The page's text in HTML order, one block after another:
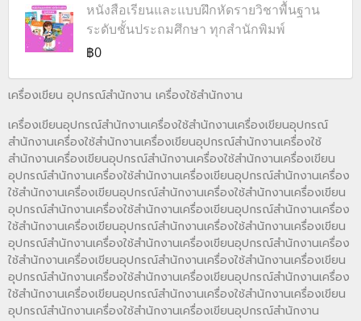
หนังสือเรียนและแบบฝึกหัดรายวิชาพื้นฐาน
ระดับชั้นประถมศึกษา ทุกสำนักพิมพ์
฿0
เครื่องเขียน อุปกรณ์สำนักงาน เครื่องใช้สำนักงาน
เครื่องเขียนอุปกรณ์สำนักงานเครื่องใช้สำนักงานเครื่องเขียนอุปกรณ์
สำนักงานเครื่องใช้สำนักงานเครื่องเขียนอุปกรณ์สำนักงานเครื่องใช้
สำนักงานเครื่องเขียนอุปกรณ์สำนักงานเครื่องใช้สำนักงานเครื่องเขียน
อุปกรณ์สำนักงานเครื่องใช้สำนักงานเครื่องเขียนอุปกรณ์สำนักงานเครื่อง
ใช้สำนักงานเครื่องเขียนอุปกรณ์สำนักงานเครื่องใช้สำนักงานเครื่องเขียน
อุปกรณ์สำนักงานเครื่องใช้สำนักงานเครื่องเขียนอุปกรณ์สำนักงานเครื่อง
ใช้สำนักงานเครื่องเขียนอุปกรณ์สำนักงานเครื่องใช้สำนักงานเครื่องเขียน
อุปกรณ์สำนักงานเครื่องใช้สำนักงานเครื่องเขียนอุปกรณ์สำนักงานเครื่อง
ใช้สำนักงานเครื่องเขียนอุปกรณ์สำนักงานเครื่องใช้สำนักงานเครื่องเขียน
อุปกรณ์สำนักงานเครื่องใช้สำนักงานเครื่องเขียนอุปกรณ์สำนักงานเครื่อง
ใช้สำนักงานเครื่องเขียนอุปกรณ์สำนักงานเครื่องใช้สำนักงานเครื่องเขียน
อุปกรณ์สำนักงานเครื่องใช้สำนักงานเครื่องเขียนอุปกรณ์สำนักงาน